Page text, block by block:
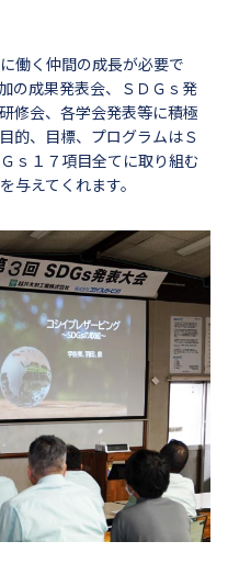
働く仲間の成長が必要で
の成果発表会、ＳＤＧｓ発
修会、各学会発表等に積極
的、目標、プログラムはＳ
ｓ１７項目全てに取り組む
与えてくれます。